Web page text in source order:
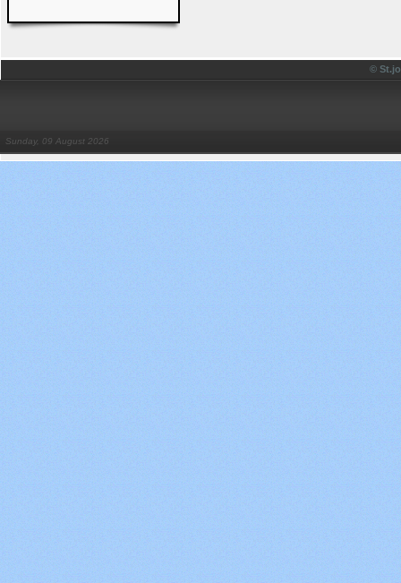
©
Sunday, 09 August 2026